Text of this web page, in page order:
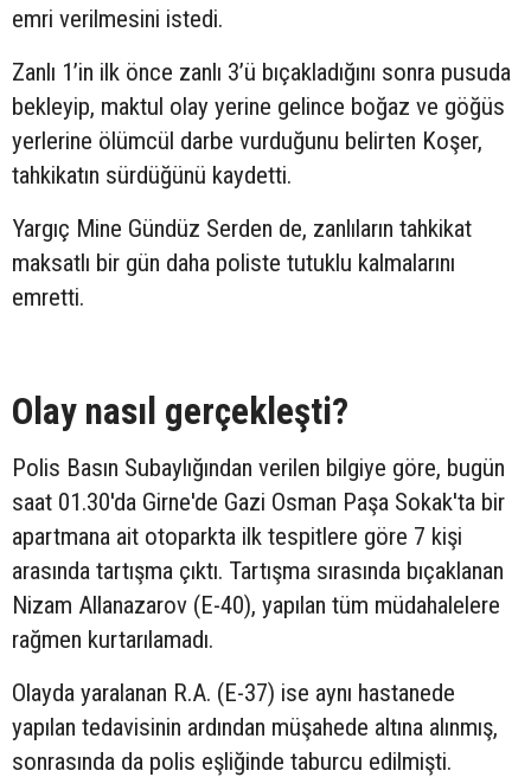
emri verilmesini istedi.
Zanlı 1’in ilk önce zanlı 3’ü bıçakladığını sonra pusuda
bekleyip, maktul olay yerine gelince boğaz ve göğüs
yerlerine ölümcül darbe vurduğunu belirten Koşer,
tahkikatın sürdüğünü kaydetti.
Yargıç Mine Gündüz Serden de, zanlıların tahkikat
maksatlı bir gün daha poliste tutuklu kalmalarını
emretti.
Olay nasıl gerçekleşti?
Polis Basın Subaylığından verilen bilgiye göre, bugün
saat 01.30'da Girne'de Gazi Osman Paşa Sokak'ta bir
apartmana ait otoparkta ilk tespitlere göre 7 kişi
arasında tartışma çıktı. Tartışma sırasında bıçaklanan
Nizam Allanazarov (E-40), yapılan tüm müdahalelere
rağmen kurtarılamadı.
Olayda yaralanan R.A. (E-37) ise aynı hastanede
yapılan tedavisinin ardından müşahede altına alınmış,
sonrasında da polis eşliğinde taburcu edilmişti.